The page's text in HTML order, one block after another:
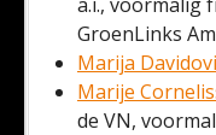
GroenLinks
Marija
Marije
de VN,